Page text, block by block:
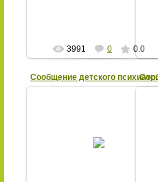
3991 0 0.0
Сообщение
врач детский психиатр
Хабаровского района,